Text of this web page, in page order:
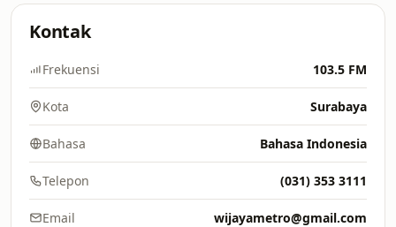
Kontak
Frekuensi 103.5 FM
Kota Surabaya
Bahasa Bahasa Indonesia
Telepon (031) 353 3111
Email wijayametro@gmail.com